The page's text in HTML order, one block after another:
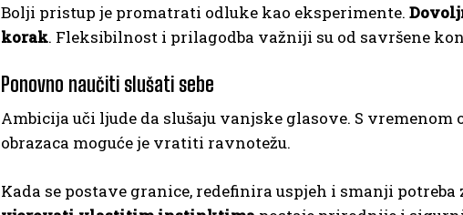
Bolji pristup je promatrati odluke kao eksperimente.
korak. Fleksibilnost i prilagodba važniji su od savršene
Ponovno naučiti slušati sebe
Ambicija uči ljude da slušaju vanjske glasove. S
obrazaca moguće je vratiti ravnotežu.
Kada se postave granice, redefinira uspjeh i smanji